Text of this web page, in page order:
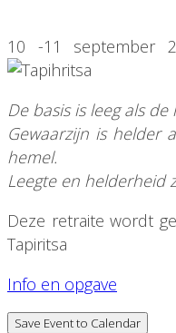
10 -11 september
De basis is leeg als de
Gewaarzijn is helder
hemel.
Leegte en helderheid
Deze retraite wordt
Tapiritsa
Info en opgave
Save Event to Calendar